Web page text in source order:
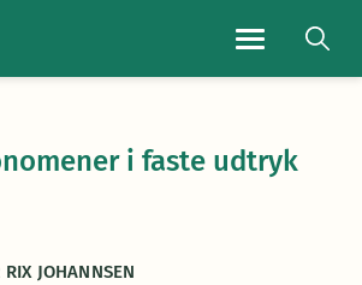
i faste udtryk
RIX JOHANNSEN